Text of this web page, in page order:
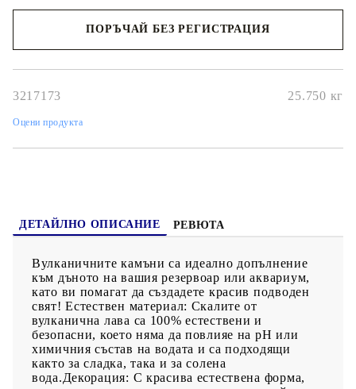
подобряват качеството на водата, повишават нивата на
Вулканичните скали също са подходящи за градински
ПОРЪЧАЙ БЕЗ РЕГИСТРАЦИЯ
3217173 25.750 кг
Оцени продукта
ДЕТАЙЛНО ОПИСАНИЕ РЕВЮТА
Вулканичните камъни са идеално допълнение
към дъното на вашия резервоар или аквариум,
като ви помагат да създадете красив подводен
свят! Естествен материал: Скалите от
вулканична лава са 100% естествени и
безопасни, което няма да повлияе на pH или
химичния състав на водата и са подходящи
както за сладка, така и за солена
вода.Декорация: С красива естествена форма,